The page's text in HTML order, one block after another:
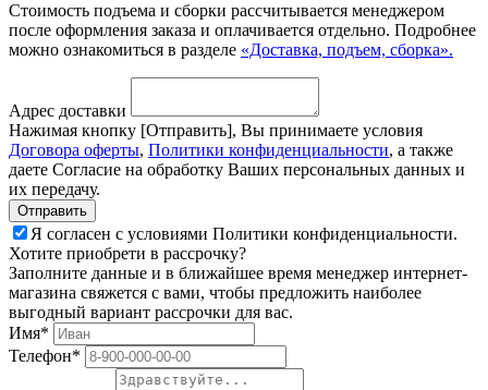
Стоимость подъема и сборки рассчитывается менеджером
после оформления заказа и оплачивается отдельно. Подробнее
можно ознакомиться в разделе «Доставка, подъем, сборка».
Адрес доставки
Нажимая кнопку [Отправить], Вы принимаете условия
Договора оферты, Политики конфиденциальности, а также
даете Согласие на обработку Ваших персональных данных и
их передачу.
Я согласен с условиями Политики конфиденциальности.
Хотите приобрети в рассрочку?
Заполните данные и в ближайшее время менеджер интернет-
магазина свяжется с вами, чтобы предложить наиболее
выгодный вариант рассрочки для вас.
Имя*
Телефон*